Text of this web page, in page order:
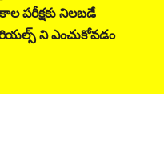
పరీక్షకు నిలబడే
ని ఎంచుకోవడం